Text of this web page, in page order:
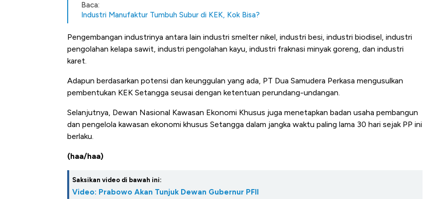
Baca:
Industri Manufaktur Tumbuh Subur di KEK, Kok Bisa?
Pengembangan industrinya antara lain industri smelter nikel, industri besi, industri biodisel, industri
pengolahan kelapa sawit, industri pengolahan kayu, industri fraknasi minyak goreng, dan industri
karet.
Adapun berdasarkan potensi dan keunggulan yang ada, PT Dua Samudera Perkasa mengusulkan
pembentukan KEK Setangga seusai dengan ketentuan perundang-undangan.
Selanjutnya, Dewan Nasional Kawasan Ekonomi Khusus juga menetapkan badan usaha pembangun
dan pengelola kawasan ekonomi khusus Setangga dalam jangka waktu paling lama 30 hari sejak PP ini
berlaku.
(haa/haa)
Saksikan video di bawah ini:
Video: Prabowo Akan Tunjuk Dewan Gubernur PFII